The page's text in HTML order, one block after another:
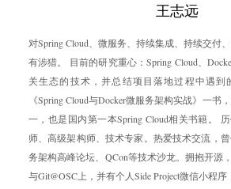
王志远
对Spring Cloud、微服务、持续集成、持续交付
有涉猎。 目前的研究重心：Spring Cloud、
关生态的技术，并总结项目落地过程中遇到
《Spring Cloud与Docker微服务架构实战》一书
一，也是国内第一本Spring Cloud相关书籍。
师、高级架构师、技术专家。热爱技术交流，
务架构高峰论坛、QCon等技术沙龙。拥抱开源
与Git@OSC上，并有个人Side Project微信小程序